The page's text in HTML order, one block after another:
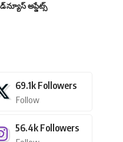
న్యూస్ అప్డేట్స్
69.1k Followers
Follow
56.4k Followers